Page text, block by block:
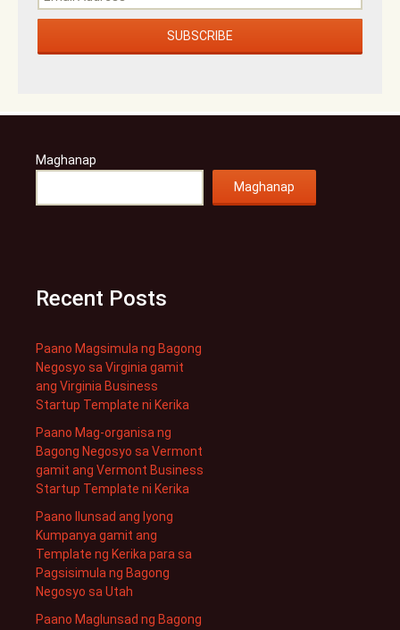
Maghanap
Maghanap
Recent Posts
Paano Magsimula ng Bagong
Negosyo sa Virginia gamit
ang Virginia Business
Startup Template ni Kerika
Paano Mag-organisa ng
Bagong Negosyo sa Vermont
gamit ang Vermont Business
Startup Template ni Kerika
Paano Ilunsad ang Iyong
Kumpanya gamit ang
Template ng Kerika para sa
Pagsisimula ng Bagong
Negosyo sa Utah
Paano Maglunsad ng Bagong